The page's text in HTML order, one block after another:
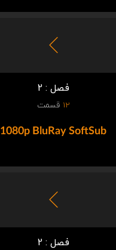
فصل : 2
12 قسمت
1080p BluRay SoftSub
فصل : 2